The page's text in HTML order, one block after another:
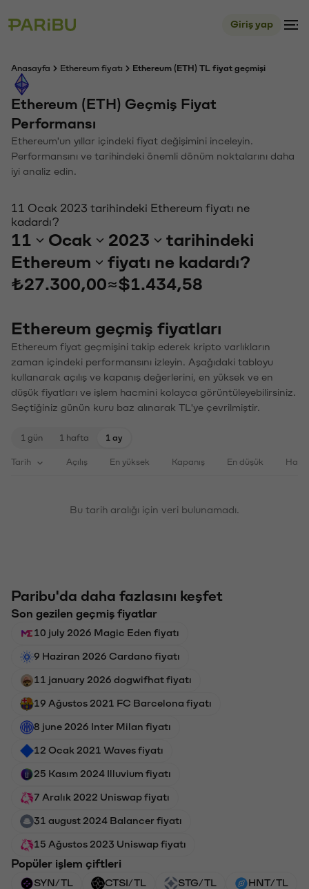
Giriş yap
Anasayfa Ethereum fiyatı Ethereum (ETH) TL fiyat geçmişi
Ethereum (ETH) Geçmiş Fiyat
Performansı
Ethereum'un yıllar içindeki fiyat değişimini inceleyin.
Performansını ve tarihindeki önemli dönüm noktalarını daha
iyi analiz edin.
11 Ocak 2023 tarihindeki Ethereum fiyatı ne
kadardı?
11 Ocak 2023
tarihindeki
Ethereum
fiyatı ne kadardı?
₺27.300,00≈$1.434,58
Ethereum geçmiş fiyatları
Ethereum fiyat geçmişini takip ederek kripto varlıkların
zaman içindeki performansını izleyin. Aşağıdaki tabloyu
kullanarak açılış ve kapanış değerlerini, en yüksek ve en
düşük fiyatları ve işlem hacmini kolayca görüntüleyebilirsiniz.
Seçtiğiniz günün kuru baz alınarak TL'ye çevrilmiştir.
1 gün 1 hafta 1 ay
Tarih Açılış En yüksek Kapanış En düşük
Bu tarih aralığı için veri bulunamadı.
Paribu'da daha fazlasını keşfet
Son gezilen geçmiş fiyatlar
10 july 2026 Magic Eden fiyatı
9 Haziran 2026 Cardano fiyatı
11 january 2026 dogwifhat fiyatı
19 Ağustos 2021 FC Barcelona fiyatı
8 june 2026 Inter Milan fiyatı
12 Ocak 2021 Waves fiyatı
25 Kasım 2024 Illuvium fiyatı
7 Aralık 2022 Uniswap fiyatı
31 august 2024 Balancer fiyatı
15 Ağustos 2023 Uniswap fiyatı
Popüler işlem çiftleri
SYN/TL CTSI/TL STG/TL HNT/TL